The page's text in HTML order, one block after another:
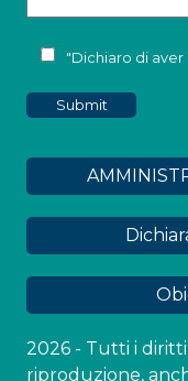
"Dichiaro di aver
2026 - Tutti i diritti
riproduzione,